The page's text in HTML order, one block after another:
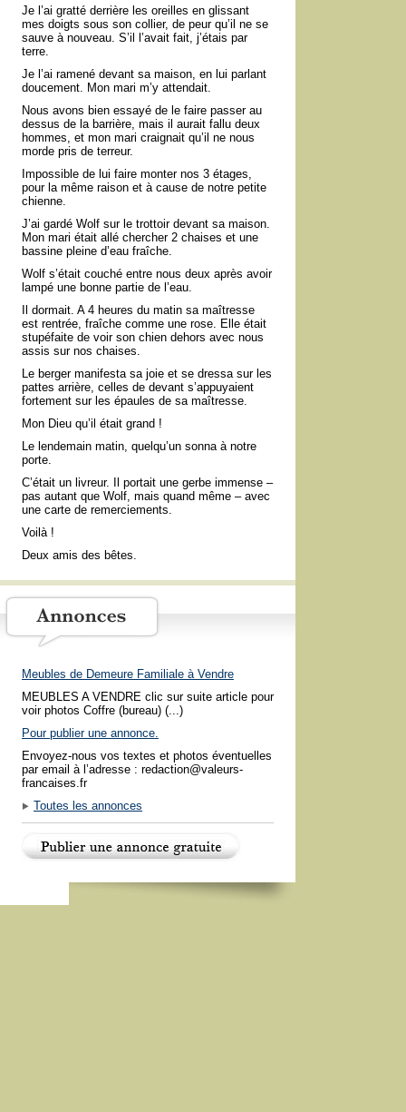
Je l’ai gratté derrière les oreilles en glissant
mes doigts sous son collier, de peur qu’il ne se
sauve à nouveau. S’il l’avait fait, j’étais par
terre.
Je l’ai ramené devant sa maison, en lui parlant
doucement. Mon mari m’y attendait.
Nous avons bien essayé de le faire passer au
dessus de la barrière, mais il aurait fallu deux
hommes, et mon mari craignait qu’il ne nous
morde pris de terreur.
Impossible de lui faire monter nos 3 étages,
pour la même raison et à cause de notre petite
chienne.
J’ai gardé Wolf sur le trottoir devant sa maison.
Mon mari était allé chercher 2 chaises et une
bassine pleine d’eau fraîche.
Wolf s’était couché entre nous deux après avoir
lampé une bonne partie de l’eau.
Il dormait. A 4 heures du matin sa maîtresse
est rentrée, fraîche comme une rose. Elle était
stupéfaite de voir son chien dehors avec nous
assis sur nos chaises.
Le berger manifesta sa joie et se dressa sur les
pattes arrière, celles de devant s’appuyaient
fortement sur les épaules de sa maîtresse.
Mon Dieu qu’il était grand !
Le lendemain matin, quelqu’un sonna à notre
porte.
C’était un livreur. Il portait une gerbe immense –
pas autant que Wolf, mais quand même – avec
une carte de remerciements.
Voilà !
Deux amis des bêtes.
Meubles de Demeure Familiale à Vendre
MEUBLES A VENDRE clic sur suite article pour
voir photos Coffre (bureau) (...)
Pour publier une annonce.
Envoyez-nous vos textes et photos éventuelles
par email à l’adresse : redaction@valeurs-
francaises.fr
Toutes les annonces